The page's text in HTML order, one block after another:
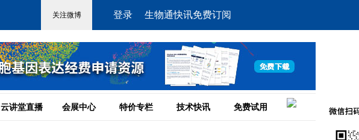
登录 生物通快讯免费订阅
云讲堂直播 会展中心 特价专栏 技术快讯 免费试用